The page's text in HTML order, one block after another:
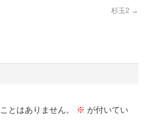
杉玉2 →
とはありません。 ※ が付いてい